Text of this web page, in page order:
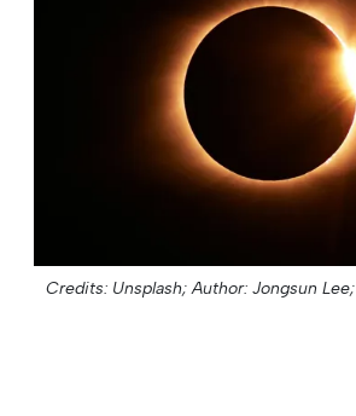
Credits: Unsplash; Author: Jongsun Lee;